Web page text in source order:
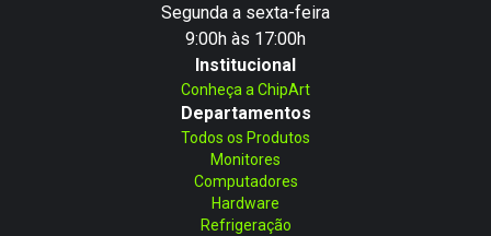
Segunda a sexta-feira
9:00h às 17:00h
Institucional
Conheça a ChipArt
Departamentos
Todos os Produtos
Monitores
Computadores
Hardware
Refrigeração